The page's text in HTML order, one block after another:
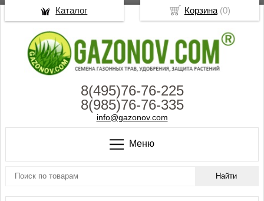
8(495)76-76-225
8(985)76-76-335
info@gazonov.com
Меню
Корзина(0)
Каталог